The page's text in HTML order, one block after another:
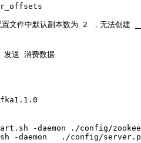
置文件中默认副本数为 2 ，无法创
送 消费数据
-daemon ./config/
-daemon   ./config/